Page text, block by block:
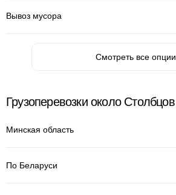
Вывоз мусора
Смотреть все опции
Грузоперевозки около Столбцов
Минская область
По Беларуси